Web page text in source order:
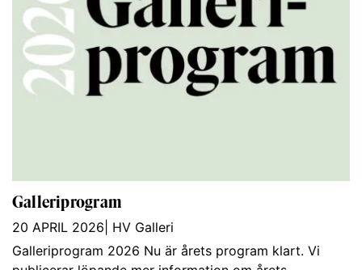
Galleriprogram
20 APRIL 2026 HV Galleri
Galleriprogram 2026 Nu är årets program klart. Vi